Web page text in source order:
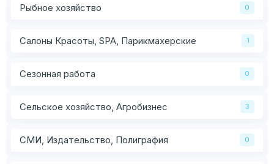
Рыбное хозяйство 0
Салоны Красоты, SPA, Парикмахерские 1
Сезонная работа 0
Сельское хозяйство, Агробизнес 3
СМИ, Издательство, Полиграфия 0